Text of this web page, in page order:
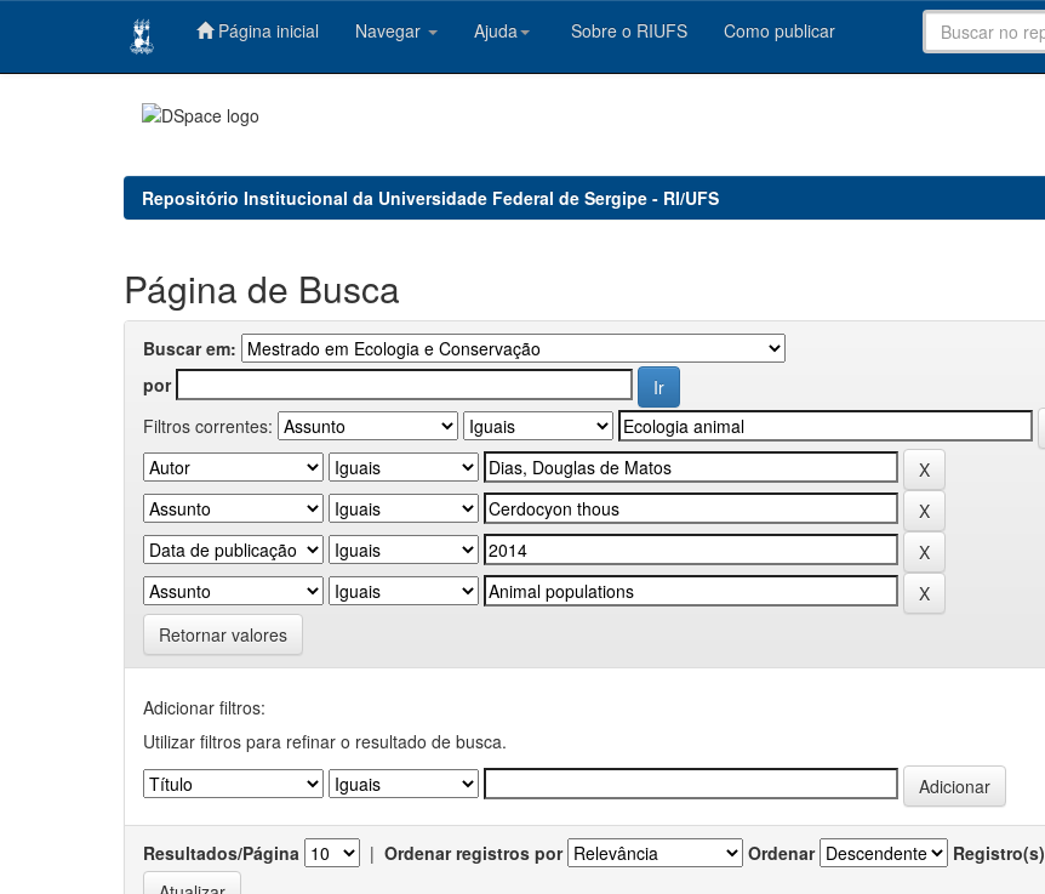
Página inicial Navegar Ajuda Sobre o RIUFS Como publicar
Repositório Institucional da Universidade Federal de Sergipe - RI/UFS
Página de Busca
Buscar em:
por
Filtros correntes:
Retornar valores
Adicionar filtros:
Utilizar filtros para refinar o resultado de busca.
Resultados/Página | Ordenar registros por Ordenar Registro(s)